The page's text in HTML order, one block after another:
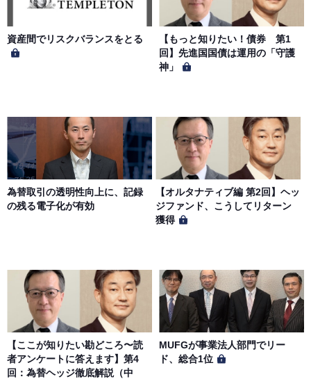
とします。会員は、当社著作物について複製、転用、公衆
送信、譲渡、翻案および翻訳などの著作権、商標権などを
侵害する行為を行ってはならないものとします。
第６条（サービス内容の停止・変更）
サイトのサービス内容を変更する場合があります。
第７条（個人情報の取扱い）
当社は、会員の個人情報を別途オンライン上に掲示する
「プライバシーポリシー」に基づき、適切に取り扱うもの
資産間でリスクバランスをとる
【もっと知りたい！債券 第1
回】先進国国債は運用の「守護
神」
為替取引の透明性向上に、記録
の残る電子化が有効
【オルタナティブ編 第2回】ヘッ
ジファンド、こうしてリターン
獲得
【ここが知りたい勘どころ〜読
者アンケートに答えます】第4
回：為替ヘッジ徹底解説（中
MUFGが事業法人部門でリー
ド、総合1位